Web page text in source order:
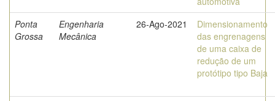
Ponta
Grossa
Engenharia
Mecânica
26-Ago-2021
Dimensionamento
das engrenagens
de uma caixa de
redução de um
protótipo tipo Baja